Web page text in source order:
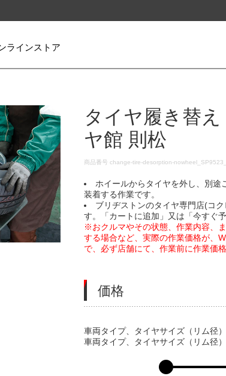
ラインストア
タイヤ履き替
ヤ館 則松
DETAILS
商品番号change-tire-desorption-
ホイールからタイヤを外し、別途
装着する作業です。
ブリヂストンのタイヤ専門店(コ
す。「カートに追加」又は「今すぐ
※おクルマやその状態、作業内容、
する場合など、実際の作業価格が、
で、必ず店舗にて、作業前に作業価
価格
VARIATIONS
車両タイプ、タイヤサイズ（リム径
車両タイプ、タイヤサイズ（リム径